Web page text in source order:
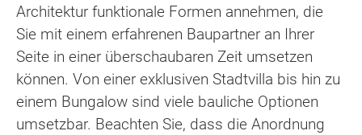
Architektur funktionale Formen annehmen, die
Sie mit einem erfahrenen Baupartner an Ihrer
Seite in einer überschaubaren Zeit umsetzen
können. Von einer exklusiven Stadtvilla bis hin zu
einem Bungalow sind viele bauliche Optionen
umsetzbar. Beachten Sie, dass die Anordnung